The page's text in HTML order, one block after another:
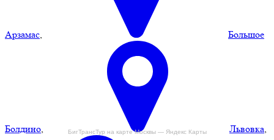
БигТрансТур на карте Москвы — Яндекс Карты
Арзамас, Большое
Болдино, Львовка,